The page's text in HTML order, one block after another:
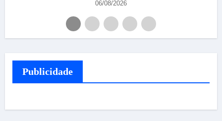
06/08/2026
Publicidade